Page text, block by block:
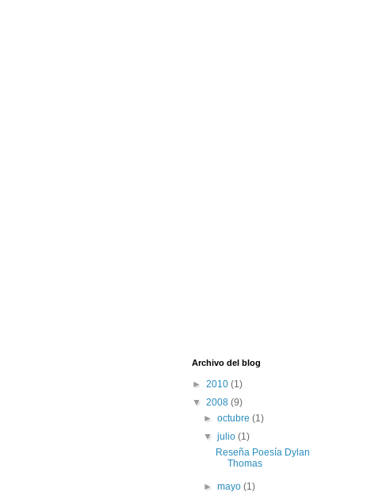
Archivo del blog
► 2010 (1)
▼ 2008 (9)
►octubre(1)
▼julio(1)
Reseña Poesía Dylan
Thomas
►mayo(1)